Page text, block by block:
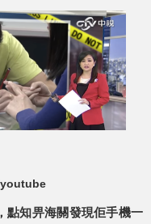
youtube
點知畀海關發現佢手機一